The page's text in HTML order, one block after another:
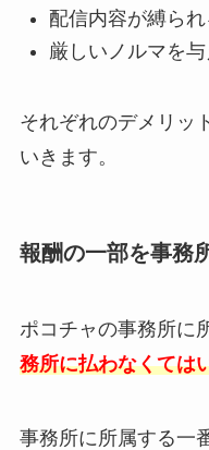
配信内容が縛ら
厳しいノルマを
それぞれのデメリッ
いきます。
報酬の一部を事務
ポコチャの事務所に
務所に払わなくては
事務所に所属する一